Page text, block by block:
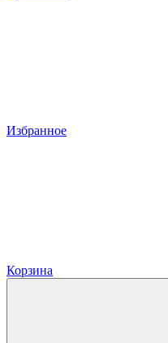
Избранное
Корзина